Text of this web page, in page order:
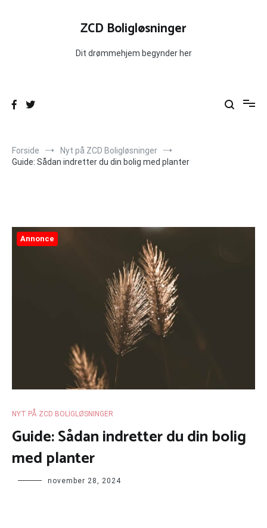
ZCD Boligløsninger
Dit drømmehjem begynder her
Forside
Nyt på ZCD Boligløsninger
Guide: Sådan indretter du din bolig med planter
Annonce
NYT PÅ ZCD BOLIGLØSNINGER
Guide: Sådan indretter du din bolig
med planter
november 28, 2024